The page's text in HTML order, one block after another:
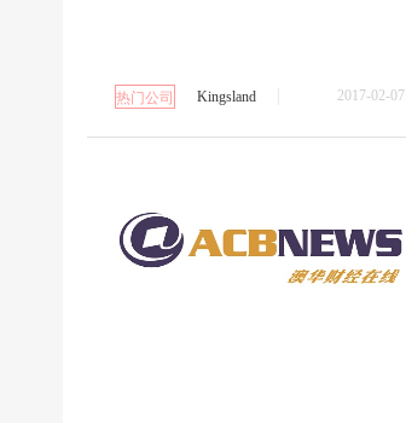
热门公司 Kingsland 2017-02-07